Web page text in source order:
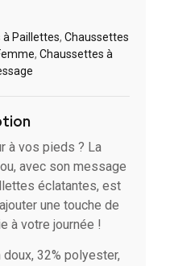
Paillette​s, Chaussettes
, Chaussettes à
à vos pieds ? La
avec son message
éclatantes, est
une touche de
à votre journée !
32% polyester,